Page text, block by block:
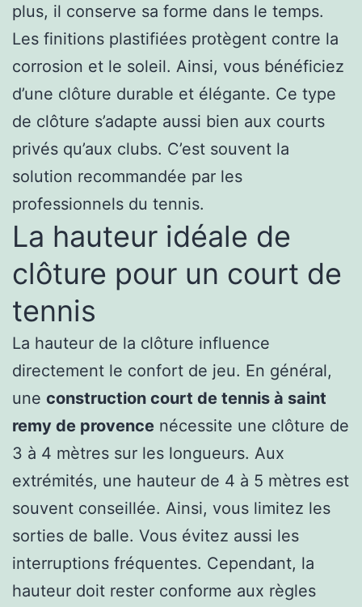
plus, il conserve sa forme dans le temps.
Les finitions plastifiées protègent contre la
corrosion et le soleil. Ainsi, vous bénéficiez
d’une clôture durable et élégante. Ce type
de clôture s’adapte aussi bien aux courts
privés qu’aux clubs. C’est souvent la
solution recommandée par les
professionnels du tennis.
La hauteur idéale de
clôture pour un court de
tennis
La hauteur de la clôture influence
directement le confort de jeu. En général,
une construction court de tennis à saint
remy de provence nécessite une clôture de
3 à 4 mètres sur les longueurs. Aux
extrémités, une hauteur de 4 à 5 mètres est
souvent conseillée. Ainsi, vous limitez les
sorties de balle. Vous évitez aussi les
interruptions fréquentes. Cependant, la
hauteur doit rester conforme aux règles